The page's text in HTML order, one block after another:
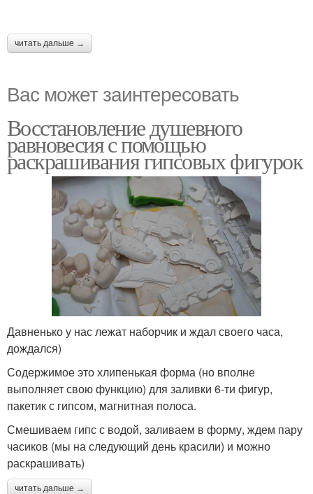
читать дальше →
Вас может заинтересовать
Восстановление душевного
равновесия с помощью
раскрашивания гипсовых фигурок
Давненько у нас лежат наборчик и ждал своего часа,
дождался)
Содержимое это хлипенькая форма (но вполне
выполняет свою функцию) для заливки 6-ти фигур,
пакетик с гипсом, магнитная полоса.
Смешиваем гипс с водой, заливаем в форму, ждем пару
часиков (мы на следующий день красили) и можно
раскрашивать)
читать дальше →